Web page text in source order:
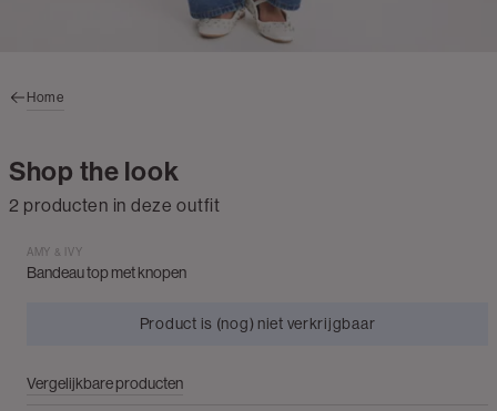
Home
Shop the look
2 producten in deze outfit
AMY & IVY
Bandeau top met knopen
Product is (nog) niet verkrijgbaar
Vergelijkbare producten